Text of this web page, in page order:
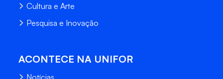
Cultura e Arte
Pesquisa e Inovação
ACONTECE NA UNIFOR